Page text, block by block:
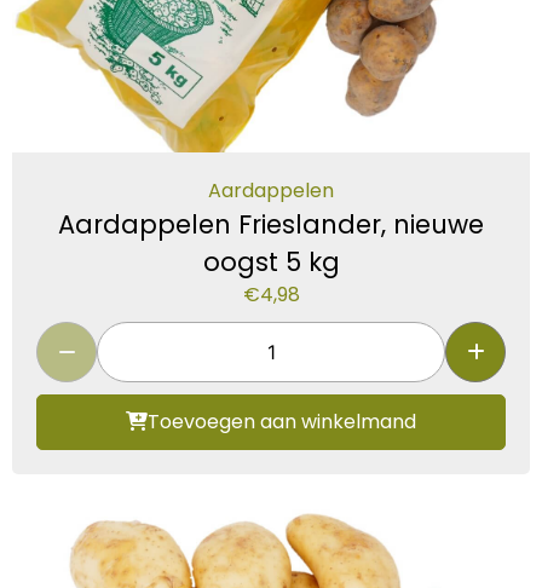
Aardappelen
Aardappelen Frieslander, nieuwe
oogst 5 kg
€4,98
Toevoegen aan winkelmand